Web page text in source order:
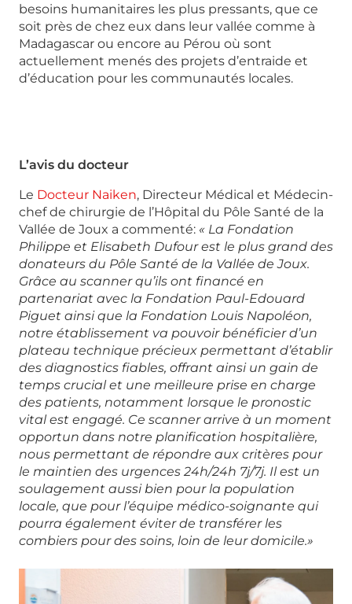
besoins humanitaires les plus pressants, que ce
soit près de chez eux dans leur vallée comme à
Madagascar ou encore au Pérou où sont
actuellement menés des projets d’entraide et
d’éducation pour les communautés locales.
L’avis du docteur
Le Docteur Naiken, Directeur Médical et Médecin-
chef de chirurgie de l’Hôpital du Pôle Santé de la
Vallée de Joux a commenté: « La Fondation
Philippe et Elisabeth Dufour est le plus grand des
donateurs du Pôle Santé de la Vallée de Joux.
Grâce au scanner qu’ils ont financé en
partenariat avec la Fondation Paul-Edouard
Piguet ainsi que la Fondation Louis Napoléon,
notre établissement va pouvoir bénéficier d’un
plateau technique précieux permettant d’établir
des diagnostics fiables, offrant ainsi un gain de
temps crucial et une meilleure prise en charge
des patients, notamment lorsque le pronostic
vital est engagé. Ce scanner arrive à un moment
opportun dans notre planification hospitalière,
nous permettant de répondre aux critères pour
le maintien des urgences 24h/24h 7j/7j. Il est un
soulagement aussi bien pour la population
locale, que pour l’équipe médico-soignante qui
pourra également éviter de transférer les
combiers pour des soins, loin de leur domicile.»